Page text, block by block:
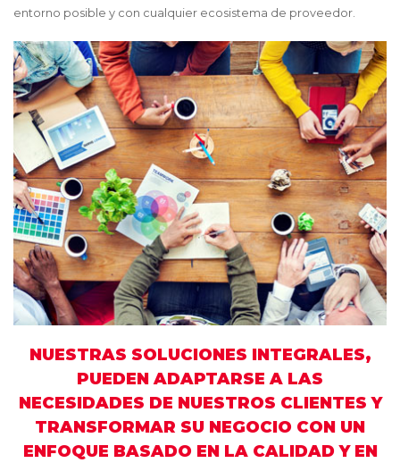
entorno posible y con cualquier ecosistema de proveedor.
NUESTRAS SOLUCIONES INTEGRALES,
PUEDEN ADAPTARSE A LAS
NECESIDADES DE NUESTROS CLIENTES Y
TRANSFORMAR SU NEGOCIO CON UN
ENFOQUE BASADO EN LA CALIDAD Y EN